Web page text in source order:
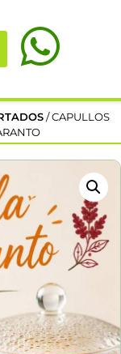
/ CAPULLOS